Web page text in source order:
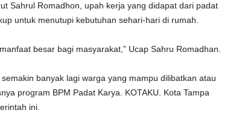
Sahrul Romadhon, upah kerja yang didapat dari padat
untuk menutupi kebutuhan sehari-hari di rumah.
besar bagi masyarakat,” Ucap Sahru Romadhan.
banyak lagi warga yang mampu dilibatkan atau
program BPM Padat Karya. KOTAKU. Kota Tampa
ini.